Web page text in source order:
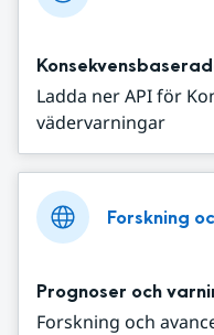
Ladda ner API för
vädervarningar
Forskning
Prognoser och
Forskning och